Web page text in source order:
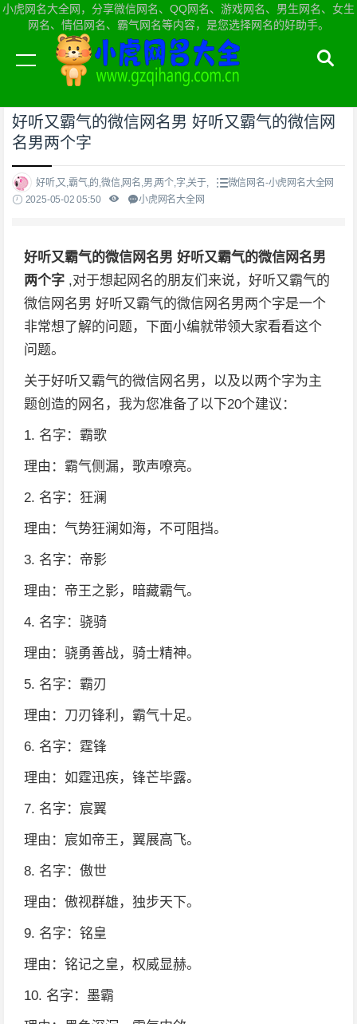
小虎网名大全网，分享微信网名、QQ网名、游戏网名、男生网名、女生
网名、情侣网名、霸气网名等内容，是您选择网名的好助手。
当前位置：小虎网名大全网首页>微信网名
好听又霸气的微信网名男 好听又霸气的微信网
名男两个字
好听,又,霸气,的,微信,网名,男,两个,字,关于,
微信网名-小虎网名大全网
2025-05-02 05:50
小虎网名大全网
好听又霸气的微信网名男 好听又霸气的微信网名男
两个字 ,对于想起网名的朋友们来说，好听又霸气的
微信网名男 好听又霸气的微信网名男两个字是一个
非常想了解的问题，下面小编就带领大家看看这个
问题。
关于好听又霸气的微信网名男，以及以两个字为主
题创造的网名，我为您准备了以下20个建议：
1. 名字：霸歌
理由：霸气侧漏，歌声嘹亮。
2. 名字：狂澜
理由：气势狂澜如海，不可阻挡。
3. 名字：帝影
理由：帝王之影，暗藏霸气。
4. 名字：骁骑
理由：骁勇善战，骑士精神。
5. 名字：霸刃
理由：刀刃锋利，霸气十足。
6. 名字：霆锋
理由：如霆迅疾，锋芒毕露。
7. 名字：宸翼
理由：宸如帝王，翼展高飞。
8. 名字：傲世
理由：傲视群雄，独步天下。
9. 名字：铭皇
理由：铭记之皇，权威显赫。
10. 名字：墨霸